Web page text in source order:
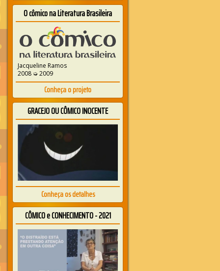
O cômico na Literatura Brasileira
Jacqueline Ramos
2008 ➭ 2009
Conheça o projeto
GRACEJO OU CÔMICO INOCENTE
Conheça os detalhes
CÔMICO e CONHECIMENTO - 2021